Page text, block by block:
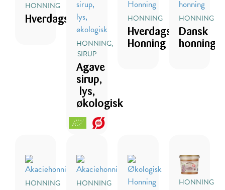
HONNING
Hverdagshonning
HONNING,
SIRUP
Agave
sirup,
lys,
økologisk
HONNING
Hverdags
Honning
HONNING
Dansk
honning
HONNING HONNING HONNING